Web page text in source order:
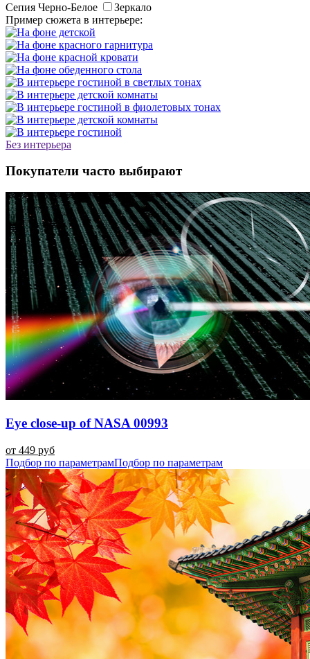
Сепия Черно-Белое
Зеркало
Пример сюжета в интерьере:
Без интерьера
Покупатели часто выбирают
Eye close-up of NASA 00993
от 449 руб
Подбор по параметрамПодбор по параметрам